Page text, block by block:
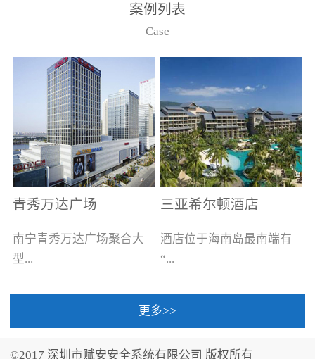
从监控主机上获取，最多
只能接6台，超过的需从现
案例列表
Case
青秀万达广场
南宁青秀万达广场聚合大
型...
三亚希尔顿酒店
酒店位于海南岛最南端有
“...
中国的海岛天堂”之美称的
更多>>
©2017 深圳市赋安安全系统有限公司 版权所有